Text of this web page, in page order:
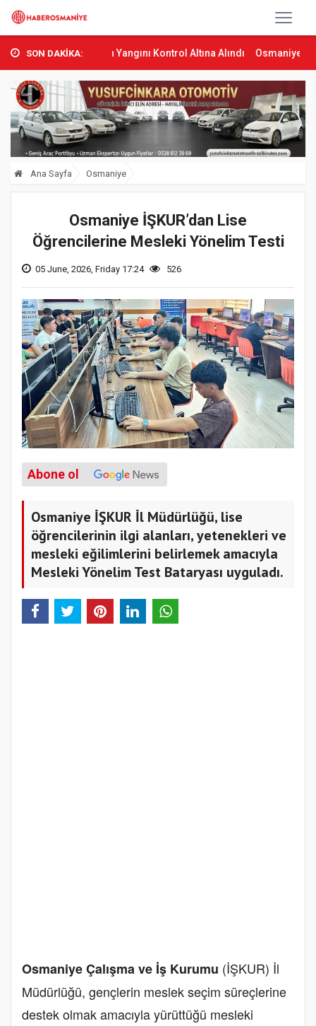
SON DAKİKA:
Orman Yangını Kontrol Altına Alındı Osmaniye’de Tren
Ana Sayfa Osmaniye
Osmaniye İŞKUR’dan Lise
Öğrencilerine Mesleki Yönelim Testi
05 June, 2026, Friday 17:24 526
Abone ol
Osmaniye İŞKUR İl Müdürlüğü, lise
öğrencilerinin ilgi alanları, yetenekleri ve
mesleki eğilimlerini belirlemek amacıyla
Mesleki Yönelim Test Bataryası uyguladı.
Osmaniye Çalışma ve İş Kurumu (İŞKUR) İl
Müdürlüğü, gençlerin meslek seçim süreçlerine
destek olmak amacıyla yürüttüğü mesleki